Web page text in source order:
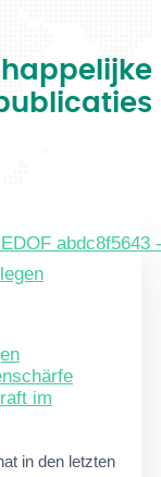
im
in den letzten